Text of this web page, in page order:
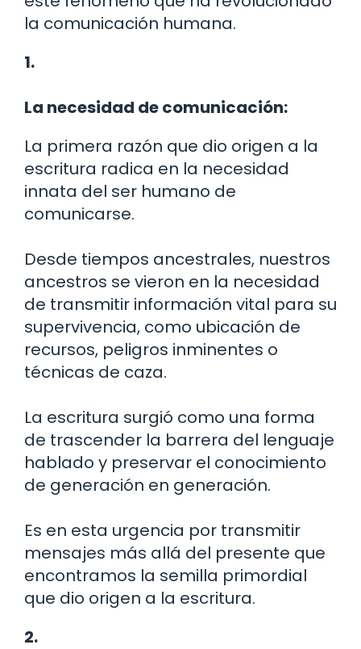
la comunicación humana.
1.
La necesidad de comunicación:
La primera razón que dio origen a la
escritura radica en la necesidad
innata del ser humano de
comunicarse.
Desde tiempos ancestrales, nuestros
ancestros se vieron en la necesidad
de transmitir información vital para su
supervivencia, como ubicación de
recursos, peligros inminentes o
técnicas de caza.
La escritura surgió como una forma
de trascender la barrera del lenguaje
hablado y preservar el conocimiento
de generación en generación.
Es en esta urgencia por transmitir
mensajes más allá del presente que
encontramos la semilla primordial
que dio origen a la escritura.
2.